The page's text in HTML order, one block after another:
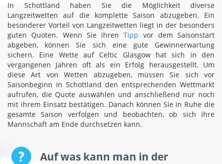
In Schottland haben Sie die Möglichkeit diverse
Langzeitwetten auf die komplette Saison abzugeben. Ein
besonderer Vorteil von Langzeitwetten liegt in der besonders
guten Quoten. Wenn Sie ihrenTipp vor dem Saisonstart
abgeben, können Sie sich eine gute Gewinnerwartung
sichern. Eine Wette auf Celtic Glasgow hat sich in den
vergangenen Jahren oft als ein Erfolg herausgestellt. Um
diese Art von Wetten abzugeben, müssen Sie sich vor
Saisonbeginn in Schottland den entsprechenden Wettmarkt
aufrufen, die Quote auswählen und anschließend nur noch
mit ihrem Einsatz bestätigen. Danach können Sie in Ruhe die
gesamte Saison verfolgen und beobachten, ob sich ihre
Mannschaft am Ende durchsetzen kann.
Auf was kann man in der